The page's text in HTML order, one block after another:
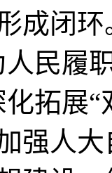
成闭
民履
拓展
强人